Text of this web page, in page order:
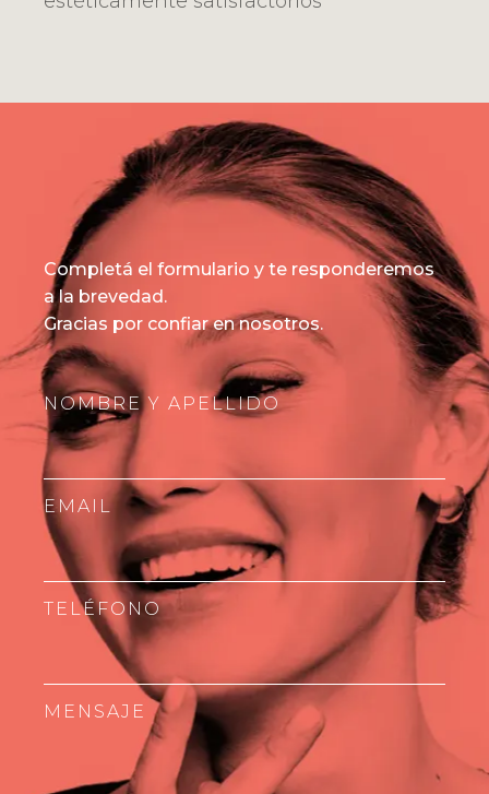
Completá el formulario y te responderemos
a la brevedad.
Gracias por confiar en nosotros.
NOMBRE Y APELLIDO
EMAIL
TELÉFONO
MENSAJE